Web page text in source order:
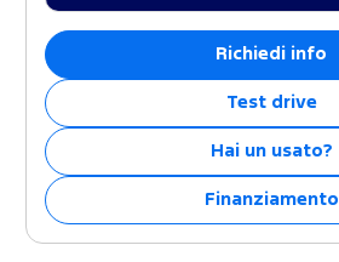
Richiedi info
Test drive
Hai un usato?
Finanziamento